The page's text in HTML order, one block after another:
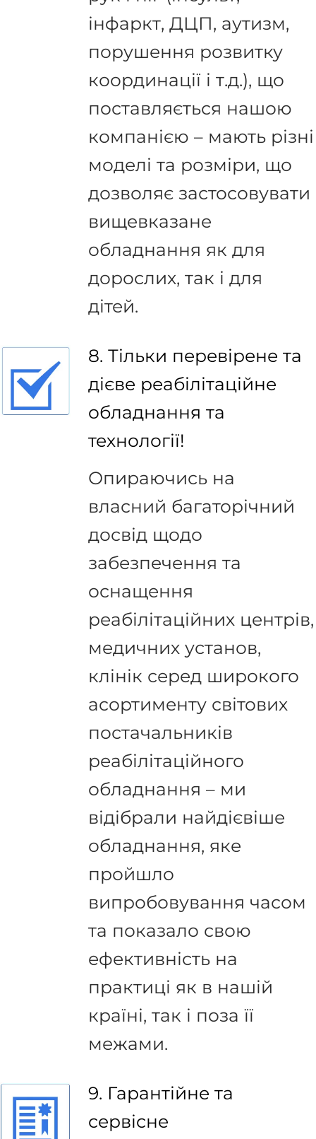
інфаркт, ДЦП, аутизм,
порушення розвитку
координації і т.д.), що
поставляється нашою
компанією – мають різні
моделі та розміри, що
дозволяє застосовувати
вищевказане
обладнання як для
дорослих, так і для
дітей.
8. Тільки перевірене та
дієве реабілітаційне
обладнання та
технології!
Опираючись на
власний багаторічний
досвід щодо
забезпечення та
оснащення
реабілітаційних центрів,
медичних установ,
клінік серед широкого
асортименту світових
постачальників
реабілітаційного
обладнання – ми
відібрали найдієвіше
обладнання, яке
пройшло
випробовування часом
та показало свою
ефективність на
практиці як в нашій
країні, так і поза її
межами.
9. Гарантійне та
сервісне